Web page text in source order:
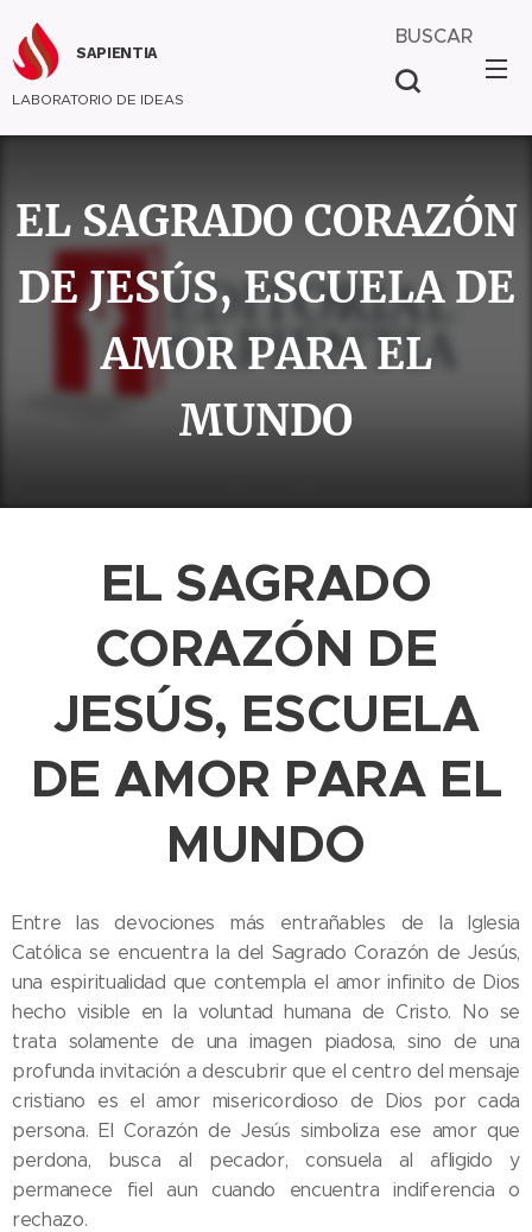
SAPIENTIA
LABORATORIO DE IDEAS
BUSCAR
EL SAGRADO CORAZÓN
DE JESÚS, ESCUELA DE
AMOR PARA EL
MUNDO
EL SAGRADO
CORAZÓN DE
JESÚS, ESCUELA
DE AMOR PARA EL
MUNDO
Entre las devociones más entrañables de la Iglesia
Católica se encuentra la del Sagrado Corazón de Jesús,
una espiritualidad que contempla el amor infinito de Dios
hecho visible en la voluntad humana de Cristo. No se
trata solamente de una imagen piadosa, sino de una
profunda invitación a descubrir que el centro del mensaje
cristiano es el amor misericordioso de Dios por cada
persona. El Corazón de Jesús simboliza ese amor que
perdona, busca al pecador, consuela al afligido y
permanece fiel aun cuando encuentra indiferencia o
rechazo.